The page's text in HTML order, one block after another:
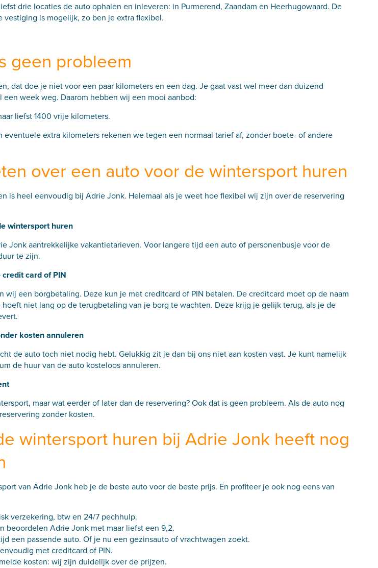
drie locatiesde auto ophalen en inleveren: in Purmerend, Zaandam en Heerhugowaard. De
is mogelijk, zo ben je extra flexibel.
geen probleem
dat doe je niet voor een paar kilometers en een dag. Je gaat vast wel meer dan duizend
week weg. Daarom hebben wij een mooi aanbod:
liefst 1400 vrije kilometers.
eventuele extra kilometers rekenen we tegen een normaal tarief af, zonder boete- of andere
over een auto voor de wintersport huren
is heel eenvoudig bij Adrie Jonk. Helemaal als je weet hoe flexibel wij zijn over de reservering
wintersport huren
Jonk aantrekkelijke vakantietarieven. Voor langere tijd een auto of personenbusje voor de
te zijn.
card of PIN
wij een borgbetaling. Deze kun je met creditcard of PIN betalen. De creditcard moet op de naam
niet lang op de terugbetaling van je borg te wachten. Deze krijg je gelijk terug, als je de
kosten annuleren
de auto toch niet nodig hebt. Gelukkig zit je dan bij ons niet aan kosten vast. Je kunt namelijk
de huur van de auto kosteloos annuleren.
maar wat eerder of later dan de reservering? Ook dat is geen probleem. Als de auto nog
zonder kosten.
wintersport huren bij Adrie Jonk heeft nog
van Adrie Jonk heb je de beste auto voor de beste prijs. En profiteer je ook nog eens van
verzekering, btw en 24/7 pechhulp.
beoordelen Adrie Jonk met maar liefst een 9,2.
een passende auto. Of je nu een gezinsauto of vrachtwagen zoekt.
met creditcard of PIN.
kosten: wij zijn duidelijk over de prijzen.